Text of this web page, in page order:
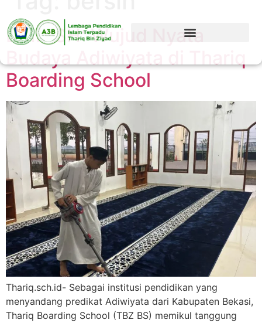
BRIN SH: Wujud Nyata
Boarding School
Thariq.sch.id- Sebagai institusi pendidikan yang
menyandang predikat Adiwiyata dari Kabupaten Bekasi,
Thariq Boarding School (TBZ BS) memikul tanggung